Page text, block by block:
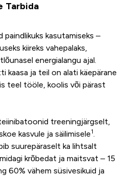
Tarbida
kasutamiseks –
kiireks vahepalaks,
energialangu ajal.
kaasa ja teil on alati käepärane
teel tööle, koolis või pärast
treeningjärgselt,
kasvule ja säilimisele1
suurepäraselt ka lihtsalt
krõbedat ja maitsvat – 15
60% vähem süsivesikuid ja